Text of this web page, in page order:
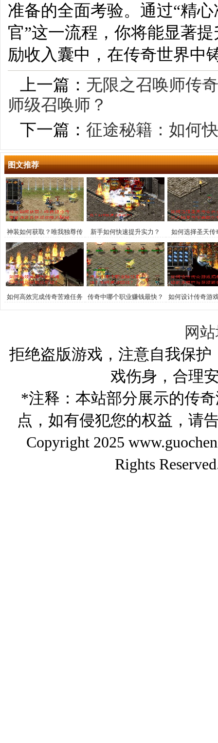
准备的全面考验。通过“精
官”这一流程，你将能显著
励收入囊中，在传奇世界中
上一篇： 无限之召唤师传
师级召唤师？
下一篇： 征途秘籍：如何
图文推荐
神装如何获取？唯我独尊传
奇最强装备获取攻略大揭秘
新手如何快速提升实力？
如何选择圣天传
业？玛法大陆至
登顶巅
如何高效完成传奇苦难任务
并获取顶级奖励？
传奇中哪个职业赚钱最快？
如何高效赚钱？
如何设计传奇游
的多样性与获
网
拒绝盗版游戏，注意自我保
戏伤身，合理
*注释：本站部分展示的传
点，如有侵犯您的权益，请
Copyright 2025
Rights